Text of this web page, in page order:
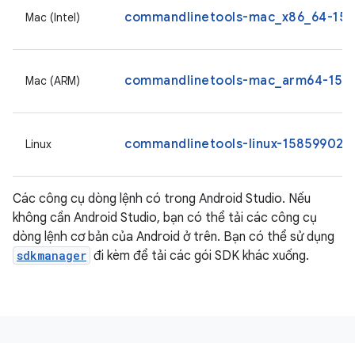
Mac (Intel) commandlinetools-mac_x86_64-
Mac (ARM) commandlinetools-mac_arm64-
Linux commandlinetools-linux-
Các công cụ dòng lệnh có trong Android Studio. Nếu
không cần Android Studio, bạn có thể tải các công cụ
dòng lệnh cơ bản của Android ở trên. Bạn có thể sử dụng
sdkmanager đi kèm để tải các gói SDK khác xuống.